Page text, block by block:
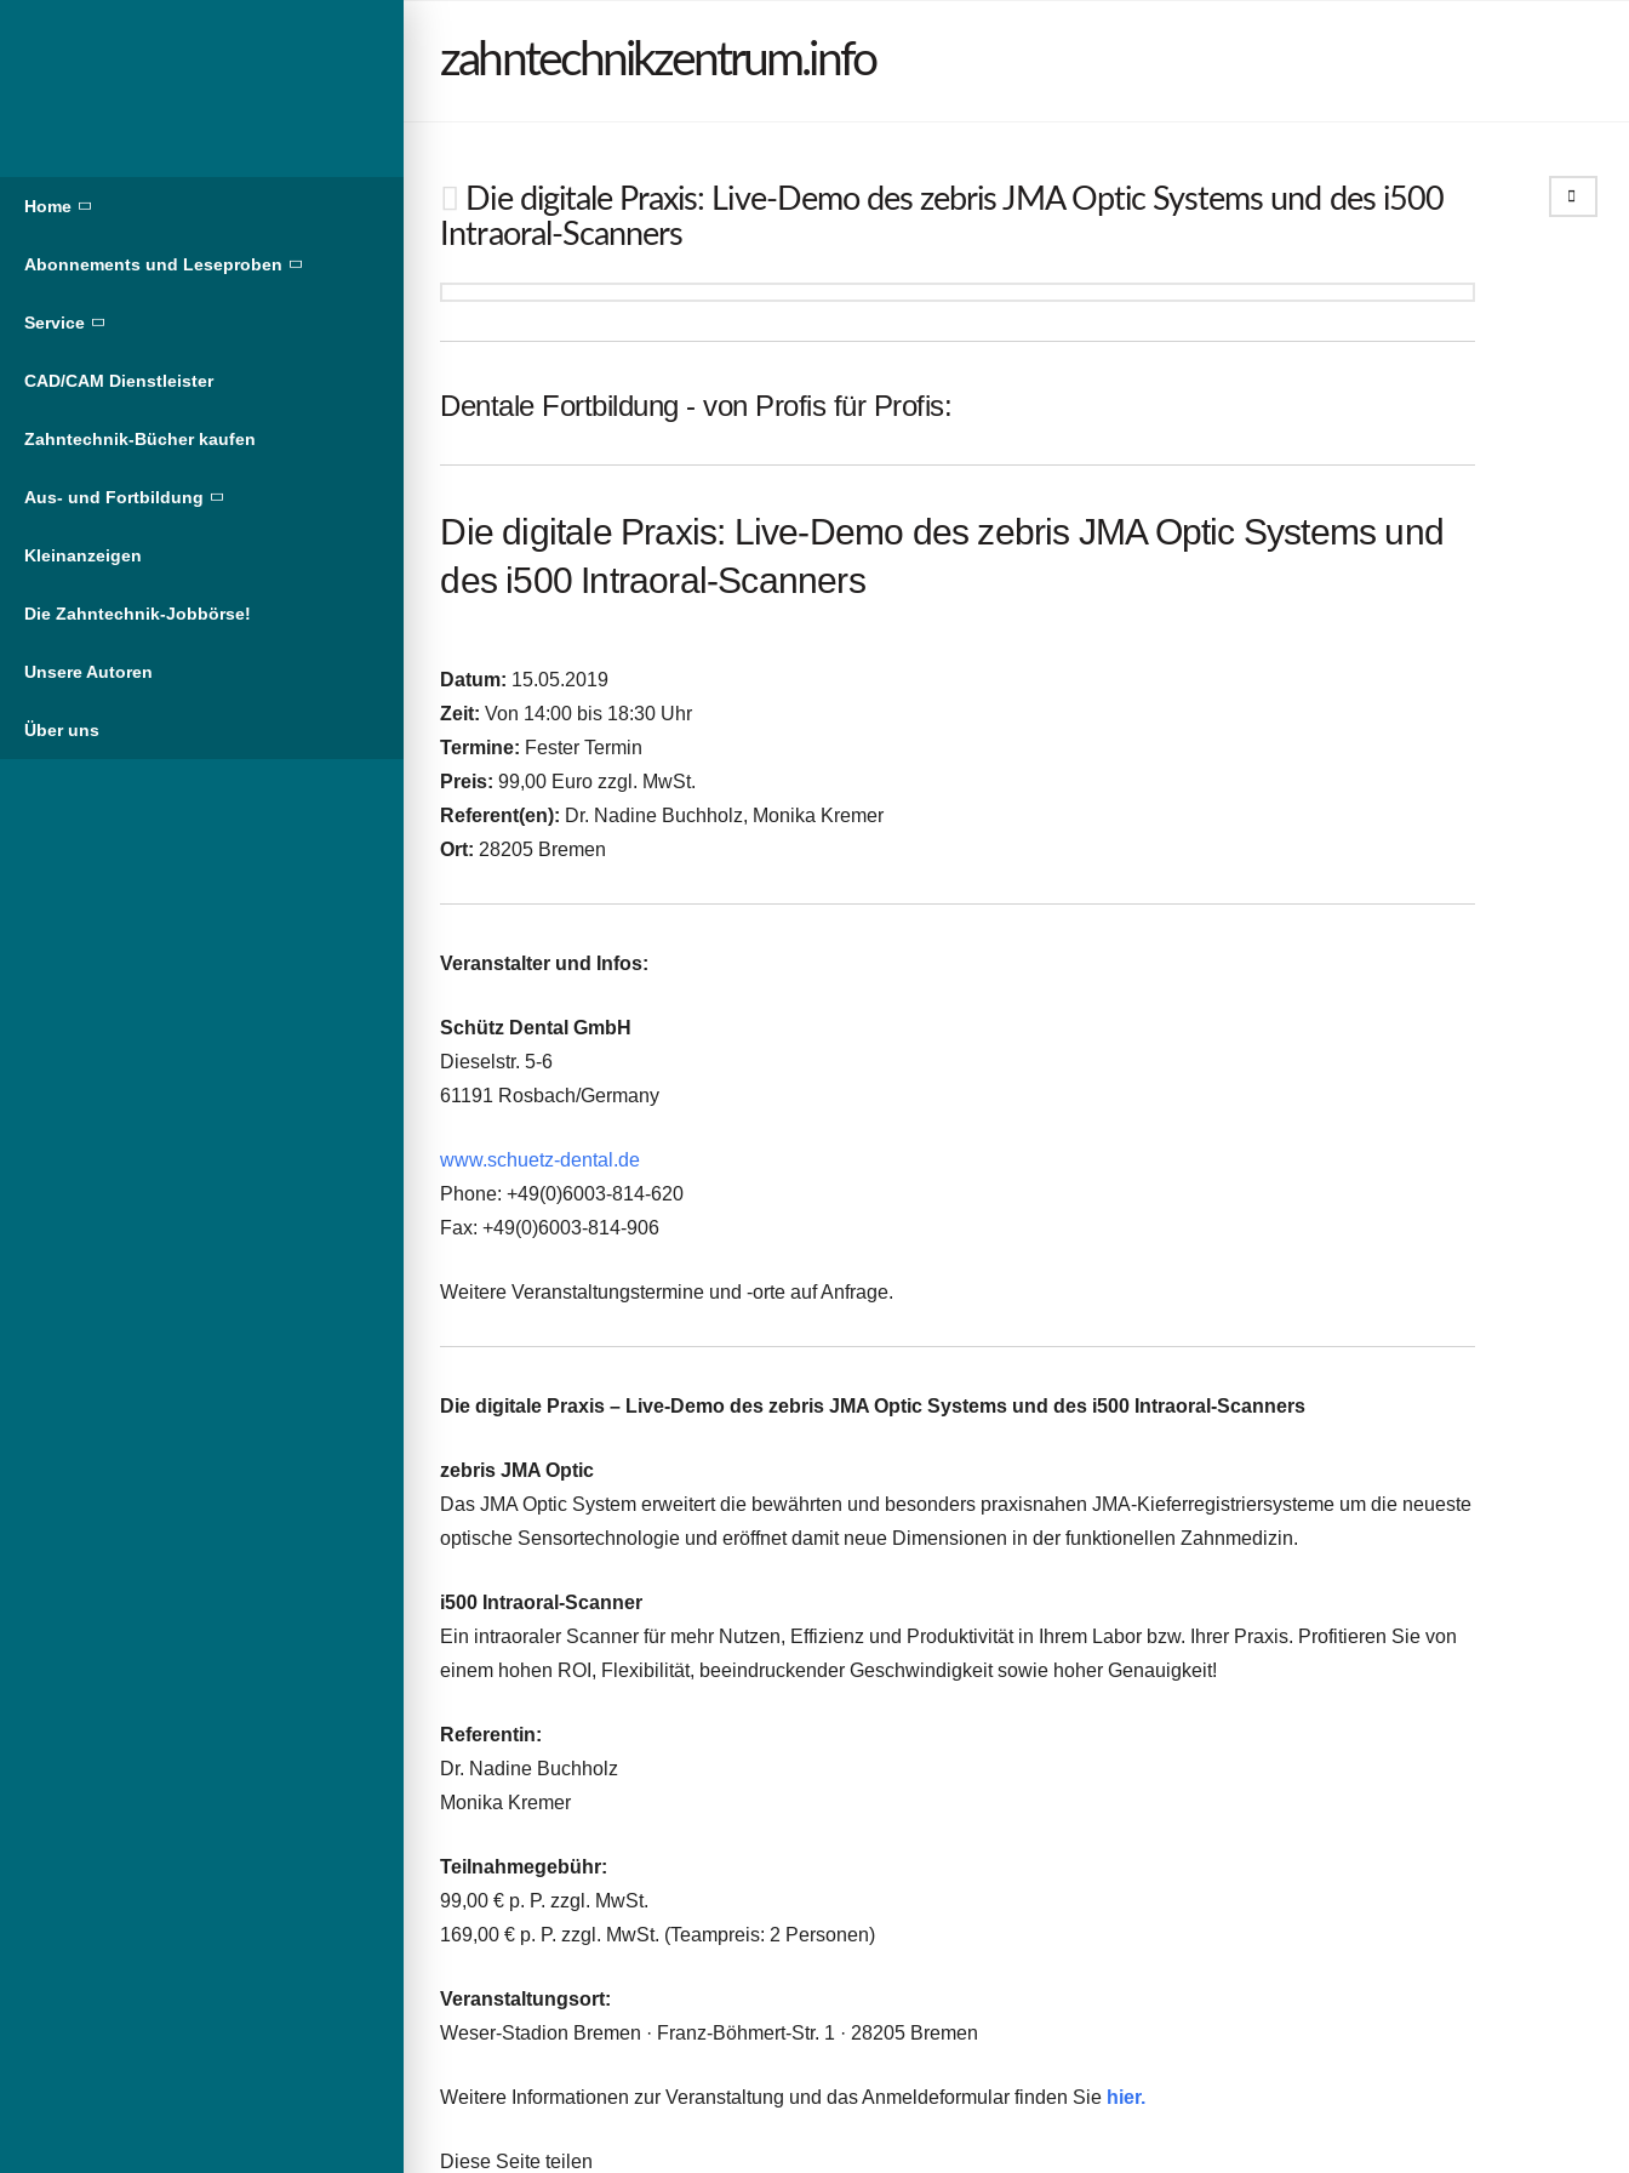
Home
Abonnements und Leseproben
Service
CAD/CAM Dienstleister
Zahntechnik-Bücher kaufen
Aus- und Fortbildung
Kleinanzeigen
Die Zahntechnik-Jobbörse!
Unsere Autoren
Über uns
zahntechnikzentrum.info
Die digitale Praxis: Live-Demo des zebris JMA Optic Systems und des i500
Intraoral-Scanners
Dentale Fortbildung - von Profis für Profis:
Die digitale Praxis: Live-Demo des zebris JMA Optic Systems und
des i500 Intraoral-Scanners
Datum: 15.05.2019
Zeit: Von 14:00 bis 18:30 Uhr
Termine: Fester Termin
Preis: 99,00 Euro zzgl. MwSt.
Referent(en): Dr. Nadine Buchholz, Monika Kremer
Ort: 28205 Bremen
Veranstalter und Infos:
Schütz Dental GmbH
Dieselstr. 5-6
61191 Rosbach/Germany
www.schuetz-dental.de
Phone: +49(0)6003-814-620
Fax: +49(0)6003-814-906
Weitere Veranstaltungstermine und -orte auf Anfrage.
Die digitale Praxis – Live-Demo des zebris JMA Optic Systems und des i500 Intraoral-Scanners
zebris JMA Optic
Das JMA Optic System erweitert die bewährten und besonders praxisnahen JMA-Kieferregistriersysteme um die neueste
optische Sensortechnologie und eröffnet damit neue Dimensionen in der funktionellen Zahnmedizin.
i500 Intraoral-Scanner
Ein intraoraler Scanner für mehr Nutzen, Effizienz und Produktivität in Ihrem Labor bzw. Ihrer Praxis. Profitieren Sie von
einem hohen ROI, Flexibilität, beeindruckender Geschwindigkeit sowie hoher Genauigkeit!
Referentin:
Dr. Nadine Buchholz
Monika Kremer
Teilnahmegebühr:
99,00 € p. P. zzgl. MwSt.
169,00 € p. P. zzgl. MwSt. (Teampreis: 2 Personen)
Veranstaltungsort:
Weser-Stadion Bremen · Franz-Böhmert-Str. 1 · 28205 Bremen
Weitere Informationen zur Veranstaltung und das Anmeldeformular finden Sie hier.
Diese Seite teilen
Search